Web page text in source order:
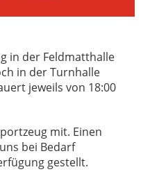
in der Feldmatthalle
in der Turnhalle
jeweils von 18:00
mit. Einen
bei Bedarf
gestellt.